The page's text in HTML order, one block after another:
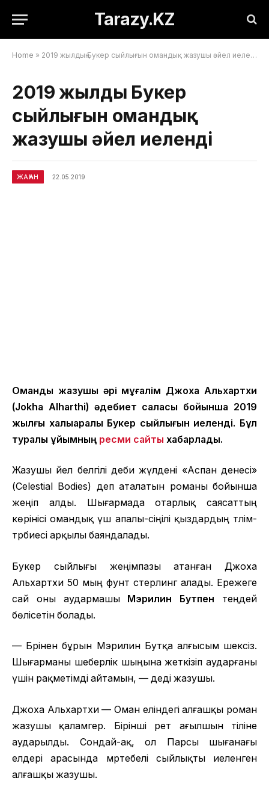
Tarazy.KZ
Home » 2019 жылдың Букер сыйлығын омандық жазушы әйел иеленді
2019 жылдың Букер
сыйлығын омандық
жазушы әйел иеленді
ЖАҺАН 22.05.2019
Омандық жазушы әрі мұғалім Джоха Альхартхи
(Jokha Alharthi) әдебиет саласы бойынша 2019
жылғы халықаралық Букер сыйлығын иеленді. Бұл
туралы ұйымның ресми сайты хабарлады.
Жазушы әйел белгілі әдеби жүлдені «Аспан денесі»
(Celestial Bodies) деп аталатын романы бойынша
жеңіп алды. Шығармада отарлық саясаттың
көрінісі омандық үш апалы-сіңілі қыздардың тәлім-
тәрбиесі арқылы баяндалады.
Букер сыйлығы жеңімпазы атанған Джоха
Альхартхи 50 мың фунт стерлинг алады. Ережеге
сай оны аудармашы Мэрилин Бутпен теңдей
бөлісетін болады.
— Бәрінен бұрын Мэрилин Бутқа алғысым шексіз.
Шығарманы шеберлік шыңына жеткізіп аударғаны
үшін рақметімді айтамын, — деді жазушы.
Джоха Альхартхи — Оман еліндегі алғашқы роман
жазушы қаламгер. Бірінші рет ағылшын тіліне
аударылды. Сондай-ақ, ол Парсы шығанағы
елдері арасында мәртебелі сыйлықты иеленген
алғашқы жазушы.